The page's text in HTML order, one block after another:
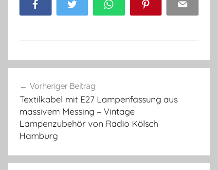
Facebook Twitter WhatsApp Pinterest Email
Vorheriger Beitrag
Textilkabel mit E27 Lampenfassung aus
massivem Messing – Vintage
Lampenzubehör von Radio Kölsch
Hamburg